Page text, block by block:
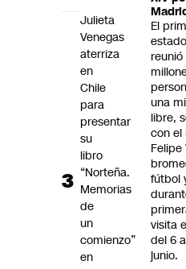
El
reunió
una
libre,
con el
Felipe
fútbol
visita
del 6
junio.
Julieta
Venegas
aterriza
en
Chile
para
presentar
su
libro
“Norteña.
Memorias
de
un
comienzo”
en